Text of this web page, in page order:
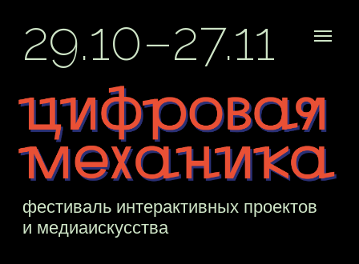
фестиваль интерактивных проектов
и медиаискусства
29.10–27.11
Фрагменты бурной